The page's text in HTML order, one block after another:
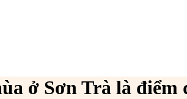
ở Sơn Trà là